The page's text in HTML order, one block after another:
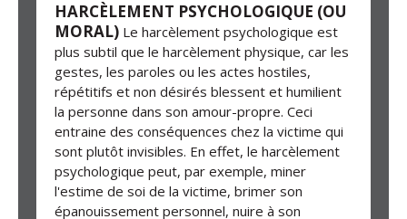
HARCÈLEMENT PSYCHOLOGIQUE (OU
MORAL) Le harcèlement psychologique est
plus subtil que le harcèlement physique, car les
gestes, les paroles ou les actes hostiles,
répétitifs et non désirés blessent et humilient
la personne dans son amour-propre. Ceci
entraine des conséquences chez la victime qui
sont plutôt invisibles. En effet, le harcèlement
psychologique peut, par exemple, miner
l'estime de soi de la victime, brimer son
épanouissement personnel, nuire à son